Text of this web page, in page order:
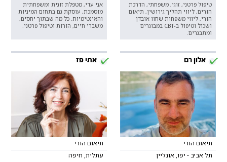
טיפול פרטני, זוגי, משפחתי, הדרכת
הורים, ליווי תהליך גירושין, תיאום
הורי, ליווי משפחות שחוו אובדן
ושכול וטיפול ב-CBT במבוגרים
ומתבגרים.
אני עדי, מטפלת זוגית ומשפחתית
מוסמכת, עוסקת גם בתחום המיניות
והאינטימיות, כל מה שבתוך יחסים,
משברי חיים, הורות וטיפול פרטני.
אלון רם
תיאום הורי
תל אביב - יפו, אונליין
אתי פז
תיאום הורי
עתלית, חיפה